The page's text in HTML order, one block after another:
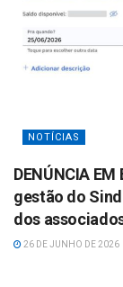
NOTÍCIAS
DENÚNCIA
gestão do
dos
26 DE JUNHO DE 2026